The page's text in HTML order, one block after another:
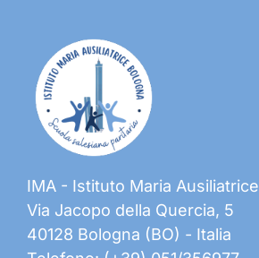
IMA - Istituto Maria Ausiliatrice
Via Jacopo della Quercia, 5
40128 Bologna (BO) - Italia